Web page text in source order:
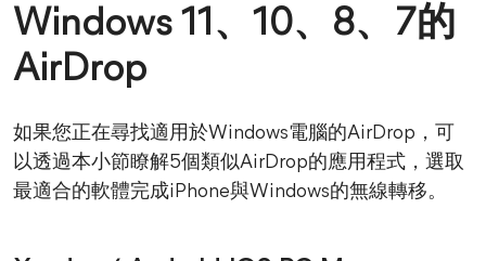
Windows 11、10、8、7的
AirDrop
如果您正在尋找適用於Windows電腦的AirDrop，可
以透過本小節瞭解5個類似AirDrop的應用程式，選取
最適合的軟體完成iPhone與Windows的無線轉移。